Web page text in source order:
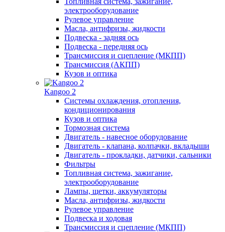
электрооборудование
Рулевое управление
Масла, антифризы, жидкости
Подвеска - задняя ось
Подвеска - передняя ось
Трансмиссия и сцепление (МКПП)
Трансмиссия (АКПП)
Кузов и оптика
Kangoo 2
Системы охлаждения, отопления,
кондиционирования
Кузов и оптика
Тормозная система
Двигатель - навесное оборудование
Двигатель - клапана, колпачки, вкладыши
Двигатель - прокладки, датчики, сальники
Фильтры
Топливная система, зажигание,
электрооборудование
Лампы, щетки, аккумуляторы
Масла, антифризы, жидкости
Рулевое управление
Подвеска и ходовая
Трансмиссия и сцепление (МКПП)